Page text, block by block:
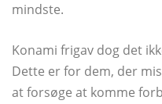
mindste.
Konami frigav dog det
Dette er for dem, der
at forsøge at komme